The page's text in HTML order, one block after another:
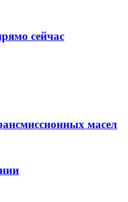
сейчас
масел